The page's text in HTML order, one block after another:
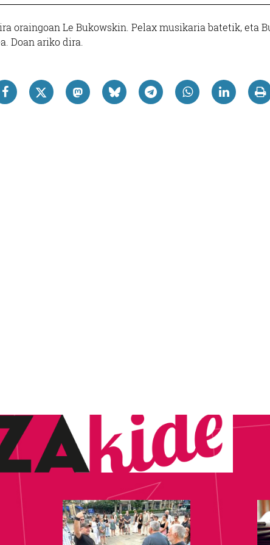
oraingoan Le Bukowskin. Pelax musikaria batetik, eta
Doan ariko dira.